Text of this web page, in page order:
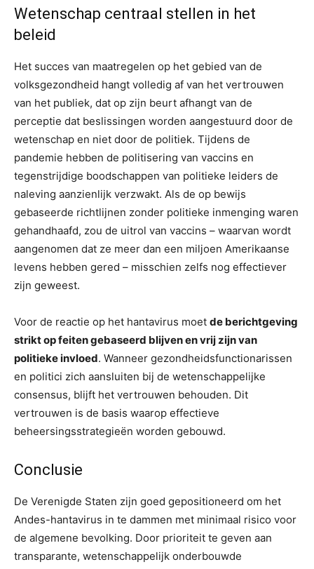
Wetenschap centraal stellen in het
beleid
Het succes van maatregelen op het gebied van de
volksgezondheid hangt volledig af van het vertrouwen
van het publiek, dat op zijn beurt afhangt van de
perceptie dat beslissingen worden aangestuurd door de
wetenschap en niet door de politiek. Tijdens de
pandemie hebben de politisering van vaccins en
tegenstrijdige boodschappen van politieke leiders de
naleving aanzienlijk verzwakt. Als de op bewijs
gebaseerde richtlijnen zonder politieke inmenging waren
gehandhaafd, zou de uitrol van vaccins – waarvan wordt
aangenomen dat ze meer dan een miljoen Amerikaanse
levens hebben gered – misschien zelfs nog effectiever
zijn geweest.
Voor de reactie op het hantavirus moet de berichtgeving
strikt op feiten gebaseerd blijven en vrij zijn van
politieke invloed. Wanneer gezondheidsfunctionarissen
en politici zich aansluiten bij de wetenschappelijke
consensus, blijft het vertrouwen behouden. Dit
vertrouwen is de basis waarop effectieve
beheersingsstrategieën worden gebouwd.
Conclusie
De Verenigde Staten zijn goed gepositioneerd om het
Andes-hantavirus in te dammen met minimaal risico voor
de algemene bevolking. Door prioriteit te geven aan
transparante, wetenschappelijk onderbouwde